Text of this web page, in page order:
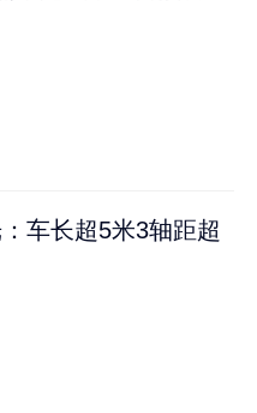
车长超5米3轴距超